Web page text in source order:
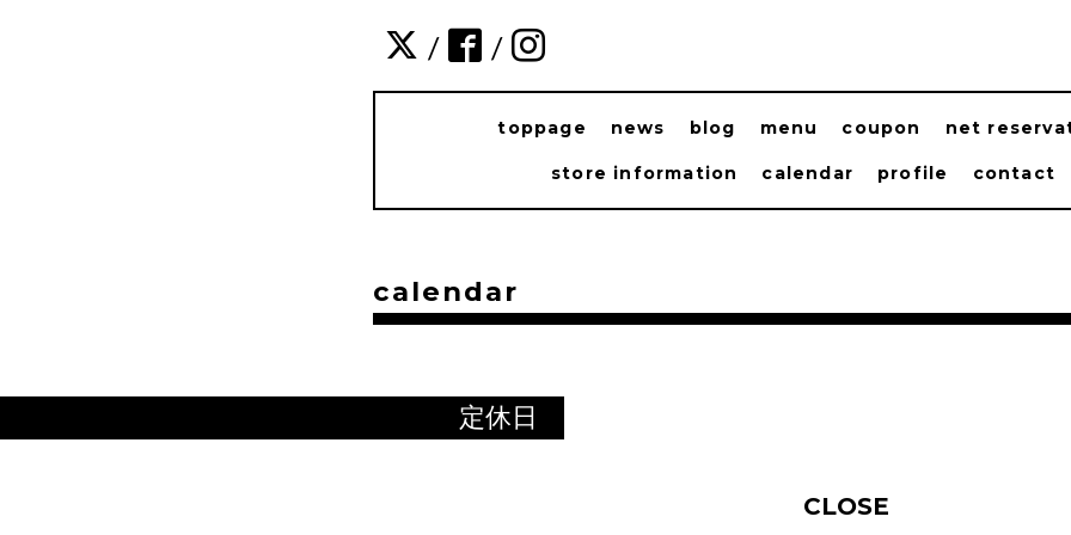
/ /
toppage news blog menu coupon net
store information calendar profile contact
calendar
定休日
CLOSE